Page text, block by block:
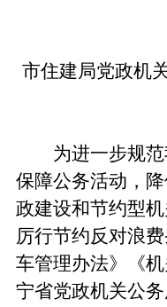
市住建局党政机
为进一步规范
保障公务活动，
政建设和节约型
厉行节约反对浪
车管理办法》《
宁省党政机关公